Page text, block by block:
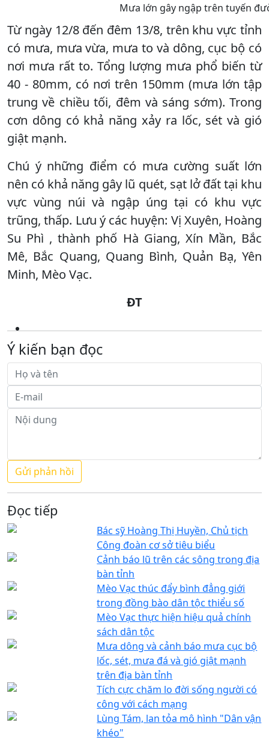
Mưa lớn gây ngập trên tuyến
Từ ngày 12/8 đến đêm 13/8, trên khu vực tỉnh
có mưa, mưa vừa, mưa to và dông, cục bộ có
nơi mưa rất to. Tổng lượng mưa phổ biến từ
40 - 80mm, có nơi trên 150mm (mưa lớn tập
trung về chiều tối, đêm và sáng sớm). Trong
cơn dông có khả năng xảy ra lốc, sét và gió
giật mạnh.
Chú ý những điểm có mưa cường suất lớn
nên có khả năng gây lũ quét, sạt lở đất tại khu
vực vùng núi và ngập úng tại có khu vực
trũng, thấp. Lưu ý các huyện: Vị Xuyên, Hoàng
Su Phì , thành phố Hà Giang, Xín Mần, Bắc
Mê, Bắc Quang, Quang Bình, Quản Bạ, Yên
Minh, Mèo Vạc.
ĐT
Ý kiến bạn đọc
Đọc tiếp
Bác sỹ Hoàng Thị Huyền, Chủ tịch
Công đoàn cơ sở tiêu biểu
Cảnh báo lũ trên các sông trong địa
bàn tỉnh
Mèo Vạc thúc đẩy bình đẳng giới
trong đồng bào dân tộc thiểu số
Mèo Vạc thực hiện hiệu quả chính
sách dân tộc
Mưa dông và cảnh báo mưa cục bộ
lốc, sét, mưa đá và gió giật mạnh
trên địa bàn tỉnh
Tích cực chăm lo đời sống người có
công với cách mạng
Lùng Tám, lan tỏa mô hình "Dân vận
khéo"